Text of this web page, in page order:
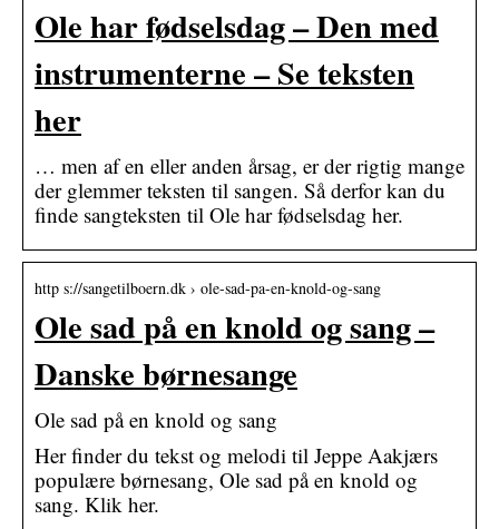
Ole har fødselsdag – Den med
instrumenterne – Se teksten
her
… men af en eller anden årsag, er der rigtig mange
der glemmer teksten til sangen. Så derfor kan du
finde sangteksten til Ole har fødselsdag her.
http s://sangetilboern.dk › ole-sad-pa-en-knold-og-sang
Ole sad på en knold og sang –
Danske børnesange
Ole sad på en knold og sang
Her finder du tekst og melodi til Jeppe Aakjærs
populære børnesang, Ole sad på en knold og
sang. Klik her.